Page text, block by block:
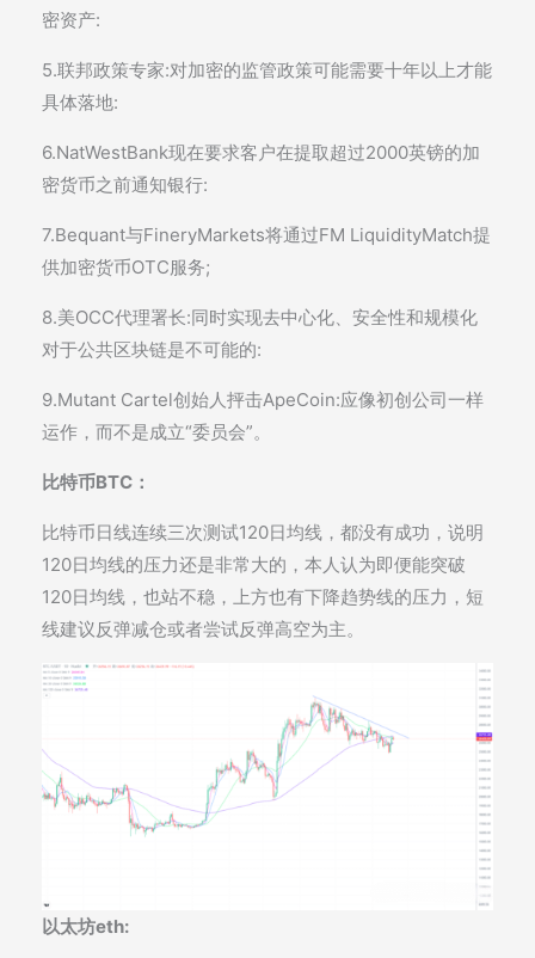
密资产:
5.联邦政策专家:对加密的监管政策可能需要十年以上才能
具体落地:
6.NatWestBank现在要求客户在提取超过2000英镑的加
密货币之前通知银行:
7.Bequant与FineryMarkets将通过FM LiquidityMatch提
供加密货币OTC服务;
8.美OCC代理署长:同时实现去中心化、安全性和规模化
对于公共区块链是不可能的:
9.Mutant Cartel创始人抨击ApeCoin:应像初创公司一样
运作，而不是成立“委员会”。
比特币BTC：
比特币日线连续三次测试120日均线，都没有成功，说明
120日均线的压力还是非常大的，本人认为即便能突破
120日均线，也站不稳，上方也有下降趋势线的压力，短
线建议反弹减仓或者尝试反弹高空为主。
以太坊eth: